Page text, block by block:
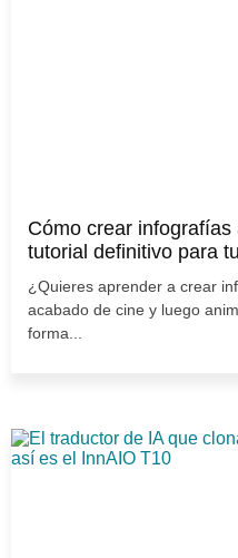
Cómo crear infografías
tutorial definitivo para
¿Quieres aprender a crear
acabado de cine y luego
forma...